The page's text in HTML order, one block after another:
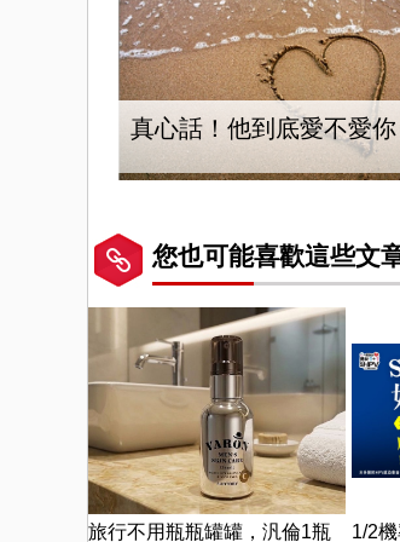
真心話！他到底愛不愛你
您也可能喜歡這些文
旅行不用瓶瓶罐罐，汎倫1瓶 1/2